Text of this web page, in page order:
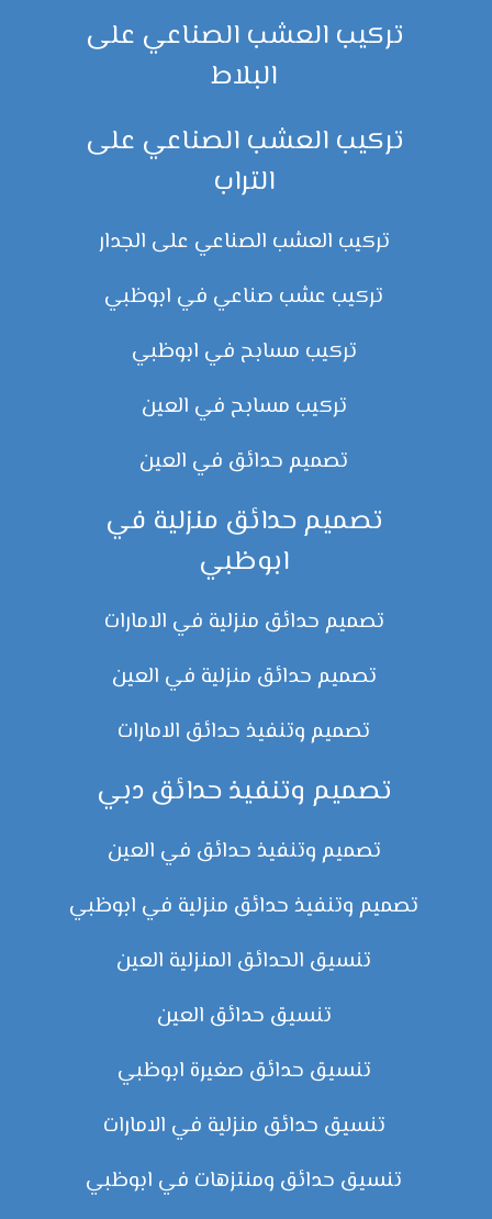
تركيب العشب الصناعي على
البلاط
تركيب العشب الصناعي على
التراب
تركيب العشب الصناعي على الجدار
تركيب عشب صناعي في ابوظبي
تركيب مسابح في ابوظبي
تركيب مسابح في العين
تصميم حدائق في العين
تصميم حدائق منزلية في
ابوظبي
تصميم حدائق منزلية في الامارات
تصميم حدائق منزلية في العين
تصميم وتنفيذ حدائق الامارات
تصميم وتنفيذ حدائق دبي
تصميم وتنفيذ حدائق في العين
تصميم وتنفيذ حدائق منزلية في ابوظبي
تنسيق الحدائق المنزلية العين
تنسيق حدائق العين
تنسيق حدائق صغيرة ابوظبي
تنسيق حدائق منزلية في الامارات
تنسيق حدائق ومنتزهات في ابوظبي